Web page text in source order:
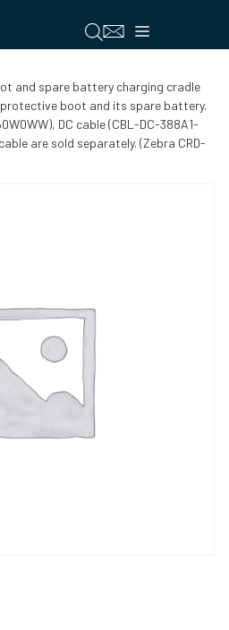
Menú
and spare battery charging cradle
boot and its spare battery.
DC cable (CBL-DC-388A1-
are sold separately. (Zebra CRD-